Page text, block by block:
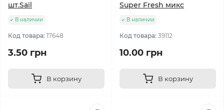
шт.Sail
В наличии
Код товара: 17648
3.50 грн
В корзину
Super Fresh микс
В наличии
Код товара: 39112
10.00 грн
В корзину